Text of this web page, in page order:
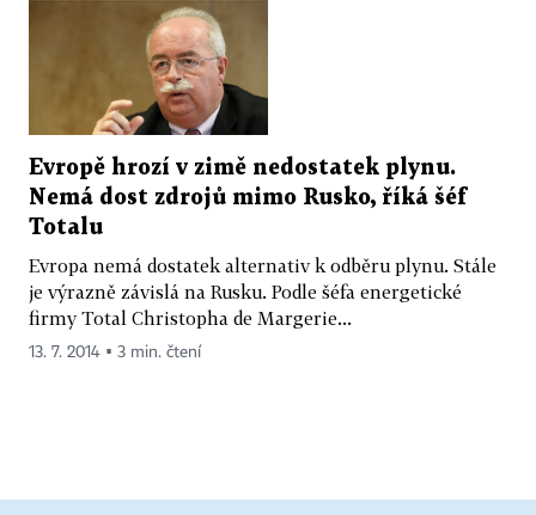
Evropě hrozí v zimě nedostatek plynu.
Nemá dost zdrojů mimo Rusko, říká šéf
Totalu
Evropa nemá dostatek alternativ k odběru plynu. Stále
je výrazně závislá na Rusku. Podle šéfa energetické
firmy Total Christopha de Margerie...
13. 7. 2014 ▪ 3 min. čtení